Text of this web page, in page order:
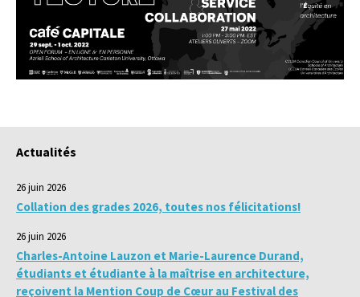
Actualités
26 juin 2026
Collation des grades 2026, toutes nos félicitations!
26 juin 2026
Charles-Antoine Lauzon et Marie-Laurence Durand,
étudiants et étudiante à la maîtrise en architecture,
reçoivent la Mention Coup de Cœur au Festival des